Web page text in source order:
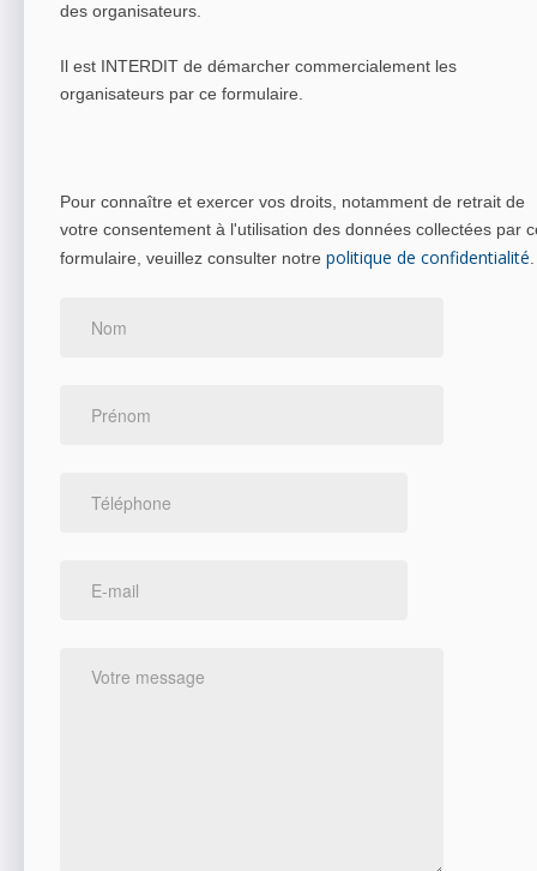
des organisateurs.
Il est INTERDIT de démarcher commercialement les
organisateurs par ce formulaire.
Pour connaître et exercer vos droits, notamment de retrait de
votre consentement à l'utilisation des données collectées par
formulaire, veuillez consulter notre politique de confidentialité.